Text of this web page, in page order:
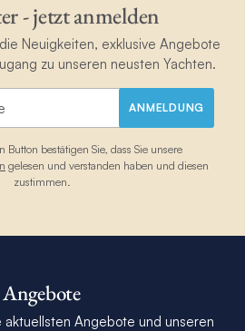
- jetzt anmelden
Neuigkeiten, exklusive Angebote
zu unseren neusten Yachten.
ANMELDUNG
bestätigen Sie, dass Sie unsere
gelesen und verstanden haben und diesen
zustimmen.
Angebote
aktuellsten Angebote und unseren